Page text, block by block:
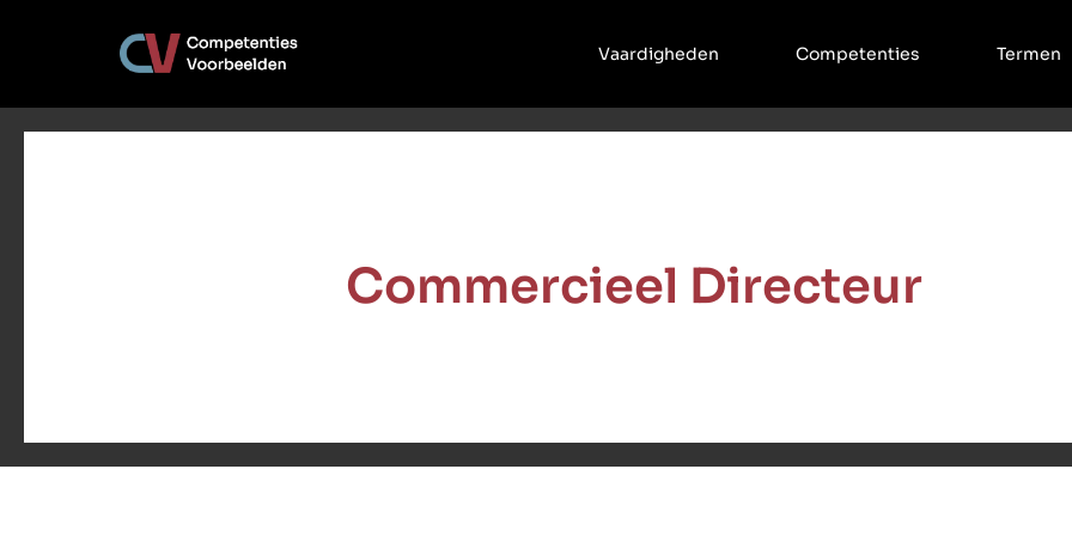
Vaardigheden Competenties Termen
Commercieel Directeur